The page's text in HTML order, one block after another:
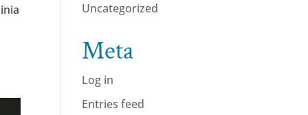
Uncategorized
Meta
Log in
Entries feed